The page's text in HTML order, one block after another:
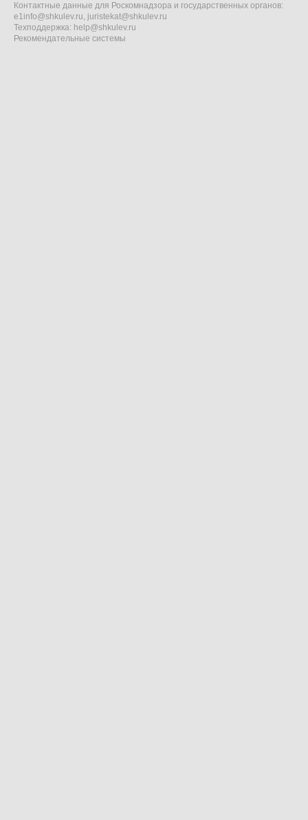
Контактные данные для Роскомнадзора и государственных органов:
e1info@shkulev.ru, juristekat@shkulev.ru
Техподдержка: help@shkulev.ru
Рекомендательные системы